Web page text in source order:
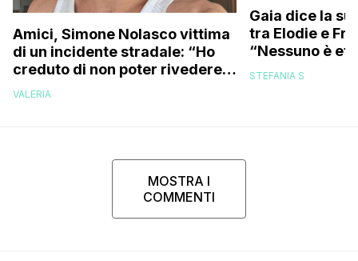
Amici, Simone Nolasco vittima
di un incidente stradale: “Ho
creduto di non poter rivedere
più la mia famiglia”
VALERIA
Gaia dice la
tra Elodie e
“Nessuno è
trovo folle
STEFANIA S
MOSTRA I
COMMENTI